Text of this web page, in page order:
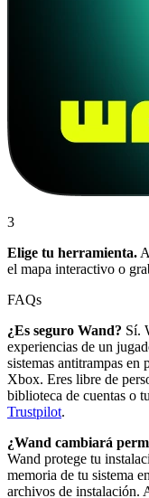
3
Elige tu herramienta.
el mapa interactivo o
FAQs
¿Es seguro Wand? Sí.
experiencias de un
sistemas antitrampas en
Xbox. Eres libre de
biblioteca de cuentas o
Trustpilot.
¿Wand cambiará
Wand protege tu
memoria de tu sistema
archivos de instalación.